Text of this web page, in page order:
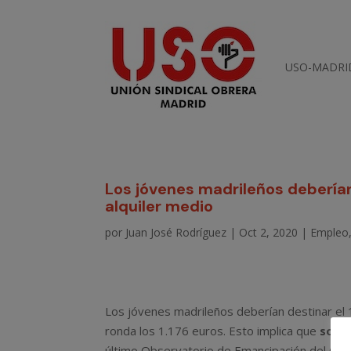
USO-
Los jóvenes madrileños
alquiler medio
por Juan José Rodríguez | Oct 2, 2020 | Empleo,
Los jóvenes madrileños deberían destinar
ronda los 1.176 euros. Esto implica que solo